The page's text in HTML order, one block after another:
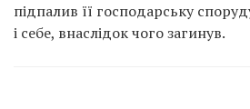
підпалив її господарську
і себе, внаслідок чого загинув.